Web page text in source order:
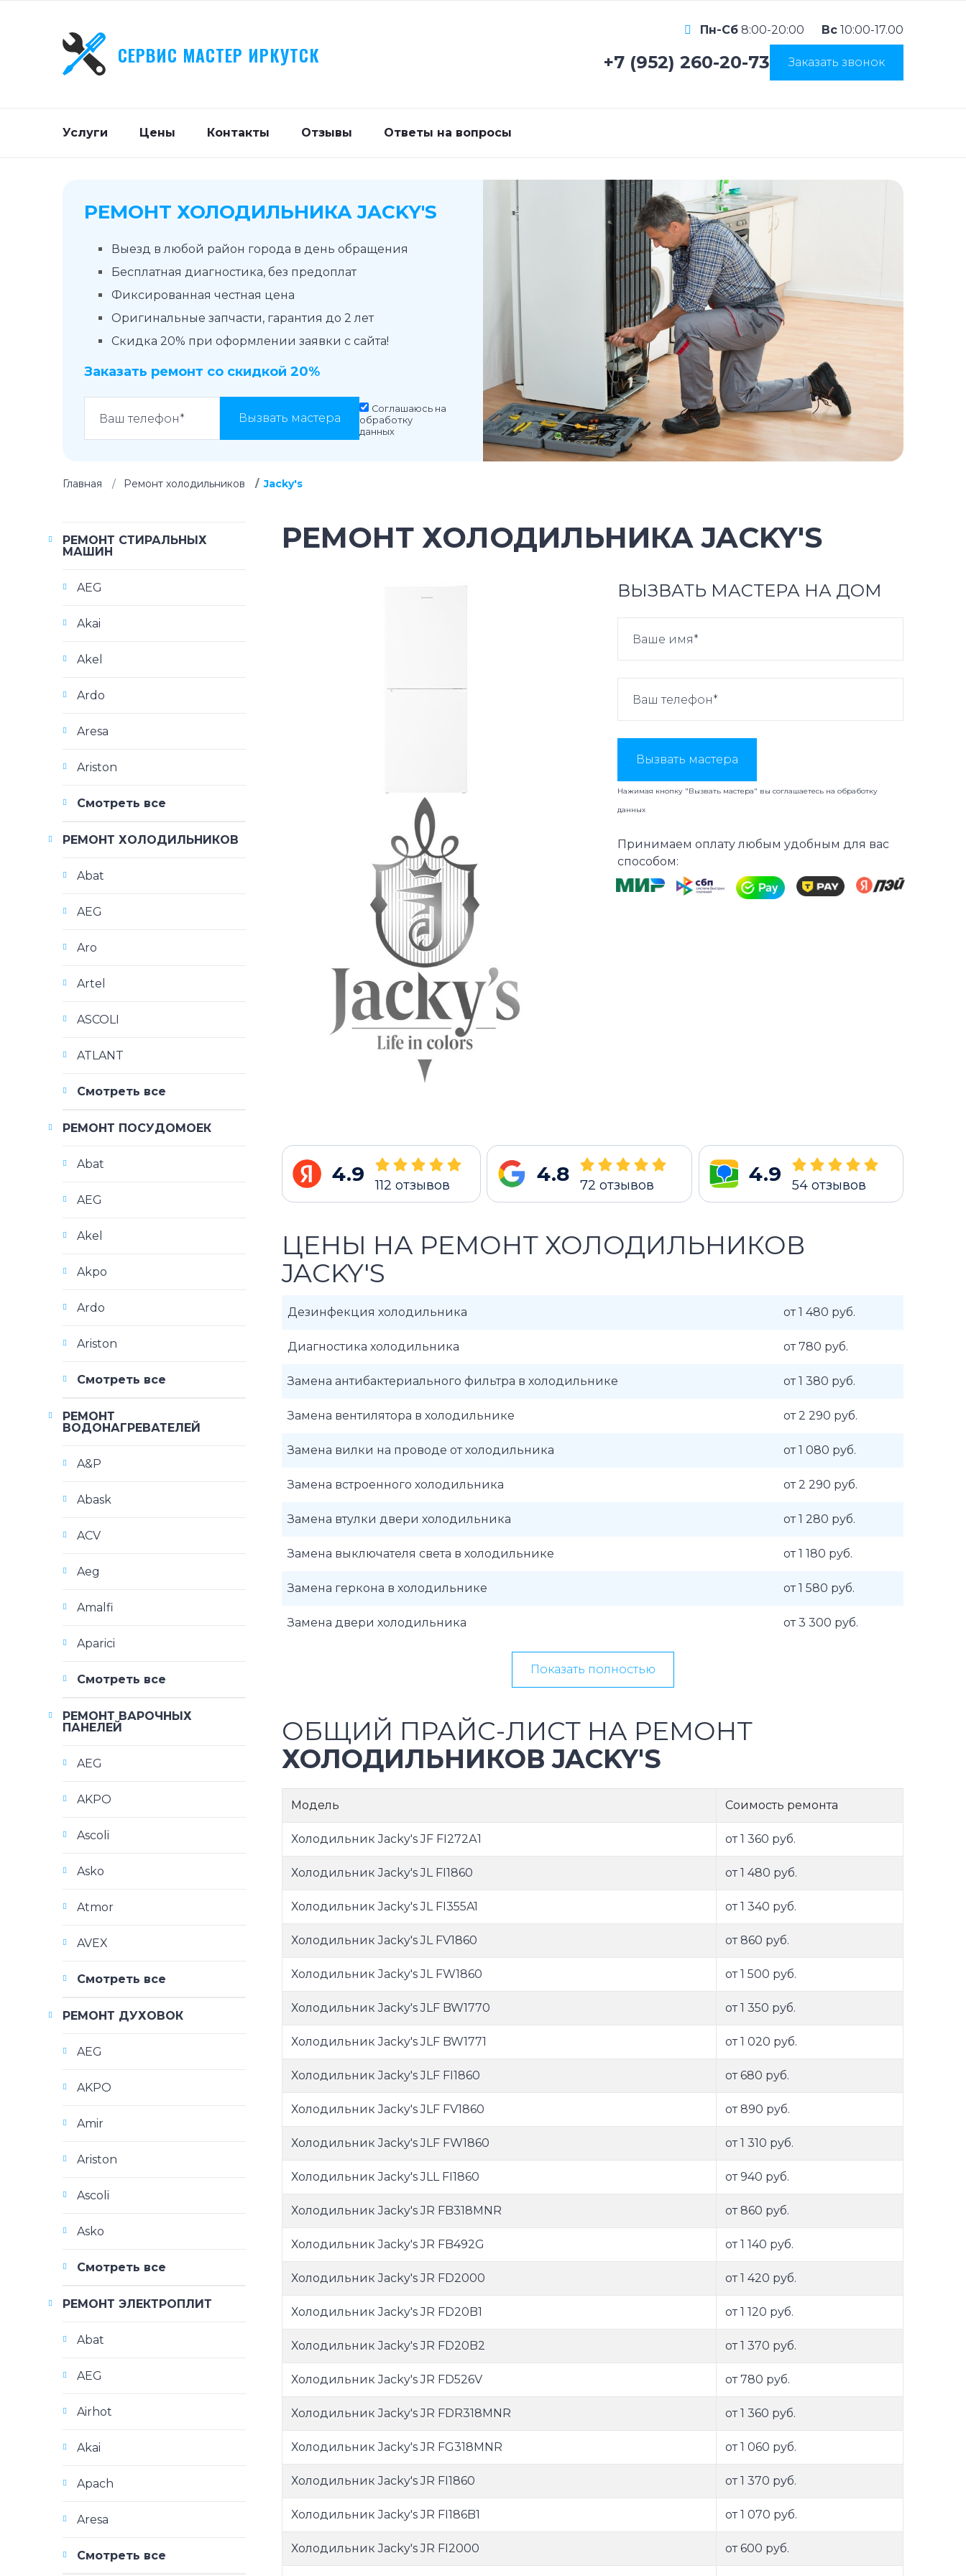
СЕРВИС МАСТЕР ИРКУТСК
Пн-Сб 8:00-20:00 Вс 10:00-17.00
+7 (952) 260-20-73 Заказать звонок
Услуги Цены Контакты Отзывы Ответы на вопросы
РЕМОНТ ХОЛОДИЛЬНИКА JACKY'S
Выезд в любой район города в день обращения
Бесплатная диагностика, без предоплат
Фиксированная честная цена
Оригинальные запчасти, гарантия до 2 лет
Скидка 20% при оформлении заявки с сайта!
Заказать ремонт со скидкой 20%
Вызвать мастера
Соглашаюсь на
обработку
данных
Главная Ремонт холодильников Jacky's
РЕМОНТ ХОЛОДИЛЬНИКА JACKY'S
ВЫЗВАТЬ МАСТЕРА НА ДОМ
Вызвать мастера
Нажимая кнопку "Вызвать мастера" вы соглашаетесь наобработку
данных
Принимаем оплату любым удобным для вас
способом:
4.9 112 отзывов 4.8 72 отзывов 4.9 54отзывов
ЦЕНЫ НА РЕМОНТ ХОЛОДИЛЬНИКОВ
JACKY'S
Дезинфекция холодильника от 1 480 руб.
Диагностика холодильника от 780 руб.
Замена антибактериального фильтра в холодильнике от 1 380 руб.
Замена вентилятора в холодильнике от 2 290 руб.
Замена вилки на проводе от холодильника от 1 080 руб.
Замена встроенного холодильника от 2 290 руб.
Замена втулки двери холодильника от 1 280 руб.
Замена выключателя света в холодильнике от 1 180 руб.
Замена геркона в холодильнике от 1 580 руб.
Замена двери холодильника от 3 300 руб.
Показать полностью
ОБЩИЙ ПРАЙС-ЛИСТ НА РЕМОНТ
ХОЛОДИЛЬНИКОВ JACKY'S
Модель Соимость ремонта
Холодильник Jacky's JF FI272А1 от 1 360 руб.
Холодильник Jacky's JL FI1860 от 1 480 руб.
Холодильник Jacky's JL FI355A1 от 1 340 руб.
Холодильник Jacky's JL FV1860 от 860 руб.
Холодильник Jacky's JL FW1860 от 1 500 руб.
Холодильник Jacky's JLF BW1770 от 1 350 руб.
Холодильник Jacky's JLF BW1771 от 1 020 руб.
Холодильник Jacky's JLF FI1860 от 680 руб.
Холодильник Jacky's JLF FV1860 от 890 руб.
Холодильник Jacky's JLF FW1860 от 1 310 руб.
Холодильник Jacky's JLL FI1860 от 940 руб.
Холодильник Jacky's JR FB318MNR от 860 руб.
Холодильник Jacky's JR FB492G от 1 140 руб.
Холодильник Jacky's JR FD2000 от 1 420 руб.
Холодильник Jacky's JR FD20B1 от 1 120 руб.
Холодильник Jacky's JR FD20B2 от 1 370 руб.
Холодильник Jacky's JR FD526V от 780 руб.
Холодильник Jacky's JR FDR318MNR от 1 360 руб.
Холодильник Jacky's JR FG318MNR от 1 060 руб.
Холодильник Jacky's JR FI1860 от 1 370 руб.
Холодильник Jacky's JR FI186B1 от 1 070 руб.
Холодильник Jacky's JR FI2000 от 600 руб.
РЕМОНТ СТИРАЛЬНЫХ
МАШИН
AEG
Akai
Akel
Ardo
Aresa
Ariston
Смотреть все
РЕМОНТ ХОЛОДИЛЬНИКОВ
Abat
AEG
Aro
Artel
ASCOLI
ATLANT
Смотреть все
РЕМОНТ ПОСУДОМОЕК
Abat
AEG
Akel
Akpo
Ardo
Ariston
Смотреть все
РЕМОНТ
ВОДОНАГРЕВАТЕЛЕЙ
A&P
Abask
ACV
Aeg
Amalfi
Aparici
Смотреть все
РЕМОНТ ВАРОЧНЫХ
ПАНЕЛЕЙ
AEG
AKPO
Ascoli
Asko
Atmor
AVEX
Смотреть все
РЕМОНТ ДУХОВОК
AEG
AKPO
Amir
Ariston
Ascoli
Asko
Смотреть все
РЕМОНТ ЭЛЕКТРОПЛИТ
Abat
AEG
Airhot
Akai
Apach
Aresa
Смотреть все